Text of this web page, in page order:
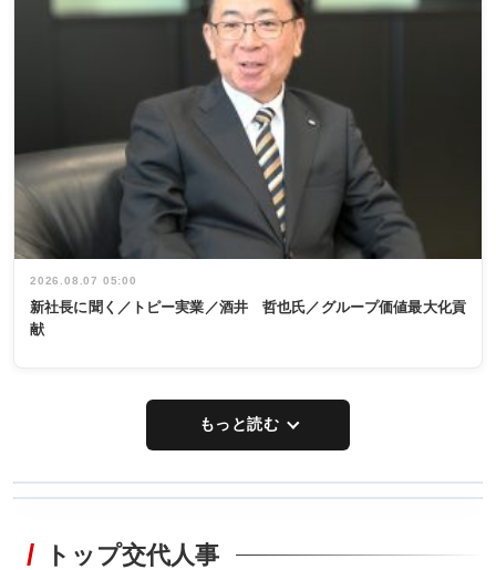
2026.08.07 05:00
新社長に聞く／トピー実業／酒井 哲也氏／グループ価値最大化貢
献
もっと読む
非鉄業界で
タックトレー
トップ交代人事